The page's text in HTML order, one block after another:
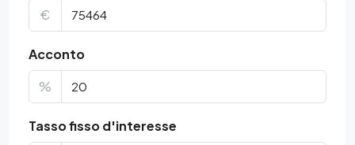
€
Acconto
%
Tasso fisso d'interesse